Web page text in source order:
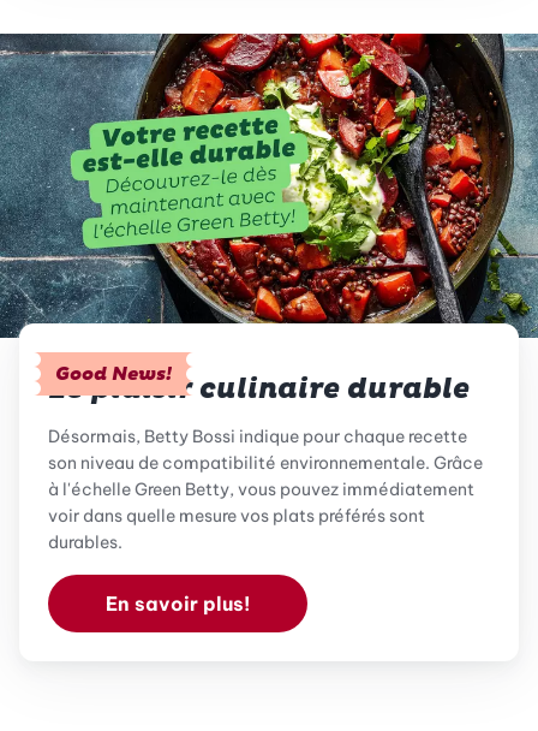
Good News!
Le plaisir culinaire durable
Désormais, Betty Bossi indique pour chaque recette
son niveau de compatibilité environnementale. Grâce
à l'échelle Green Betty, vous pouvez immédiatement
voir dans quelle mesure vos plats préférés sont
durables.
En savoir plus!